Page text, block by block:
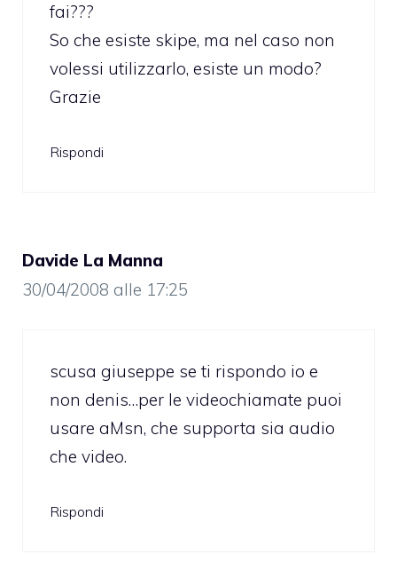
fai???
So che esiste skipe, ma nel caso non
volessi utilizzarlo, esiste un modo?
Grazie
Rispondi
Davide La Manna
30/04/2008 alle 17:25
scusa giuseppe se ti rispondo io e
non denis…per le videochiamate puoi
usare aMsn, che supporta sia audio
che video.
Rispondi